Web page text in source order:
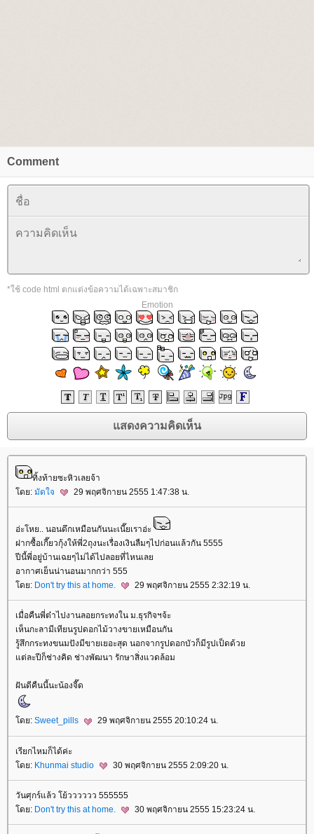
Comment
*ใช้ code html ตกแต่งข้อความได้เฉพาะสมาชิก
Emotion
ทิ้งท้ายซะหิวเลยจ้า
ดย: มัดใจ 29 พฤศจิกายน 2555 1:47:38 น.
อ่ะโหย.. นอนดึกเหมือนกันนะเนี๊ยเราอ่ะ
ฝากซื้อเกี๊ยวกุ้งให้พี่2ถุงนะเรื่องเงินลืมๆไปก่อนแล้วกัน 5555
ปีนี้พี่อยู่บ้านเฉยๆไม่ได้ไปลอยที่ไหนเล
อากาศเย็นน่านอนมากกว่า 555
ดย: Don't try this at home. 29 พฤศจิกายน 2555 2:32:19 น.
เมื่อคืนพี่ต๋าไปงานลอยกระทงใน ม.ธุรกิจฯจ้ะ
เห็นกะลามีเทียนรูปดอกไม้วางขายเหมือนกัน
รู้สึกกระทงขนมปังมีขายเยอะสุด นอกจากรูปดอกบัวก็มีรูปเป็ดด้ว
ต่ละปีก็ช่างคิด ช่างพัฒนา รักษาสิ่งแวดล้อม
ฝันดีคืนนี้นะน้องจี๊ด
ดย: Sweet_pills 29 พฤศจิกายน 2555 20:10:24 น.
เรียกไหมก็ได้ค่ะ
ดย: Khunmai studio 30 พฤศจิกายน 2555 2:09:20 น.
วันศุกร์แล้ว โย้วววววว 555555
ดย: Don't try this at home. 30 พฤศจิกายน 2555 15:23:24 น.